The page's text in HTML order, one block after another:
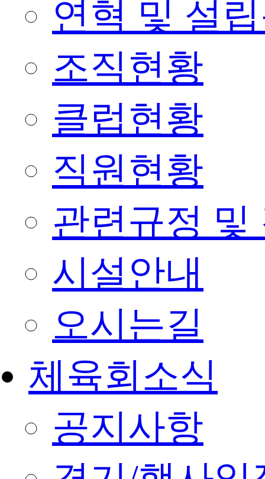
연혁 및 설
조직현황
클럽현황
직원현황
관련규정 및
시설안내
오시는길
체육회소식
공지사항